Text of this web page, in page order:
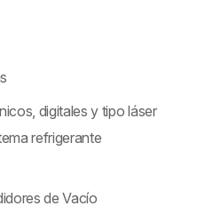
digitales y tipo láser
refrigerante
de Vacío